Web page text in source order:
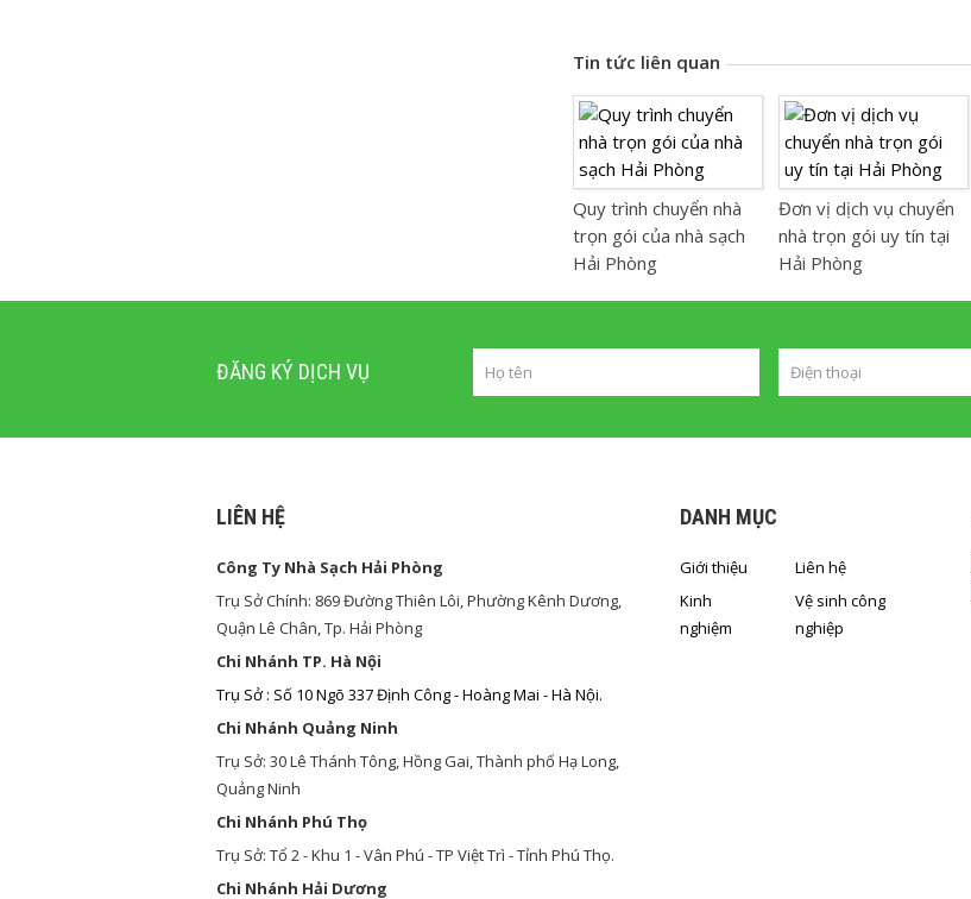
Tin tức liên quan
Quy trình chuyển nhà
trọn gói của nhà sạch
Hải Phòng
Đơn vị dịch vụ chuyển
nhà trọn gói uy tín tại
Hải Phòng
ĐĂNG KÝ DỊCH VỤ
LIÊN HỆ
Công Ty Nhà Sạch Hải Phòng
Trụ Sở Chính: 869 Đường Thiên Lôi, Phường Kênh Dương,
Quận Lê Chân, Tp. Hải Phòng
Chi Nhánh TP. Hà Nội
Trụ Sở : Số 10 Ngõ 337 Định Công - Hoàng Mai - Hà Nội.
Chi Nhánh Quảng Ninh
Trụ Sở: 30 Lê Thánh Tông, Hồng Gai, Thành phố Hạ Long,
Quảng Ninh
Chi Nhánh Phú Thọ
Trụ Sở: Tổ 2 - Khu 1 - Vân Phú - TP Việt Trì - Tỉnh Phú Thọ.
Chi Nhánh Hải Dương
DANH MỤC
Giới thiệu
Liên hệ
Kinh
nghiệm
Vệ sinh công
nghiệp